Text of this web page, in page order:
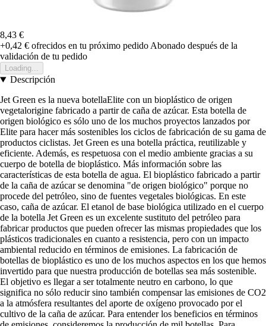
8,43 €
+0,42 € ofrecidos en tu próximo pedido Abonado después de la
validación de tu pedido
Loading...
Descripción
Jet Green es la nueva botellaElite con un bioplástico de origen
vegetalorigine fabricado a partir de caña de azúcar. Esta botella de
origen biológico es sólo uno de los muchos proyectos lanzados por
Elite para hacer más sostenibles los ciclos de fabricación de su gama de
productos ciclistas. Jet Green es una botella práctica, reutilizable y
eficiente. Además, es respetuosa con el medio ambiente gracias a su
cuerpo de botella de bioplástico. Más información sobre las
características de esta botella de agua. El bioplástico fabricado a partir
de la caña de azúcar se denomina "de origen biológico" porque no
procede del petróleo, sino de fuentes vegetales biológicas. En este
caso, caña de azúcar. El etanol de base biológica utilizado en el cuerpo
de la botella Jet Green es un excelente sustituto del petróleo para
fabricar productos que pueden ofrecer las mismas propiedades que los
plásticos tradicionales en cuanto a resistencia, pero con un impacto
ambiental reducido en términos de emisiones. La fabricación de
botellas de bioplástico es uno de los muchos aspectos en los que hemos
invertido para que nuestra producción de botellas sea más sostenible.
El objetivo es llegar a ser totalmente neutro en carbono, lo que
significa no sólo reducir sino también compensar las emisiones de CO2
a la atmósfera resultantes del aporte de oxígeno provocado por el
cultivo de la caña de azúcar. Para entender los beneficios en términos